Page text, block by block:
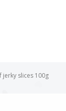
jerky slices 100g